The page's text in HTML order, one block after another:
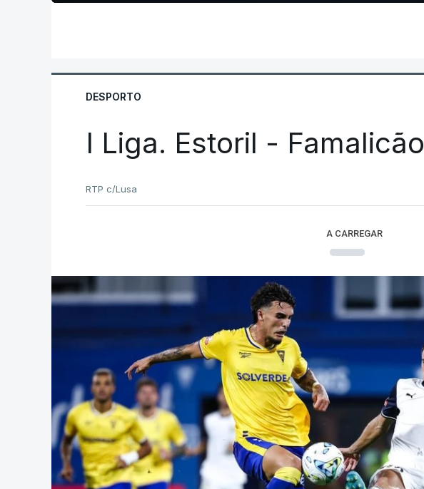
DESPORTO
I Liga. Estoril - Famalicão
RTP c/Lusa
A CARREGAR